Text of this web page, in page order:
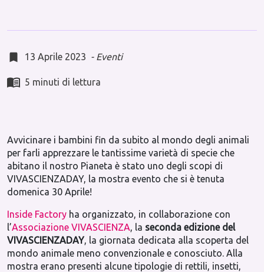
13 Aprile 2023 - Eventi
5 minuti di lettura
Avvicinare i bambini fin da subito al mondo degli animali
per farli apprezzare le tantissime varietà di specie che
abitano il nostro Pianeta è stato uno degli scopi di
VIVASCIENZADAY, la mostra evento che si è tenuta
domenica 30 Aprile!
Inside Factory ha organizzato, in collaborazione con
l’Associazione VIVASCIENZA, la seconda edizione del
VIVASCIENZADAY, la giornata dedicata alla scoperta del
mondo animale meno convenzionale e conosciuto. Alla
mostra erano presenti alcune tipologie di rettili, insetti,